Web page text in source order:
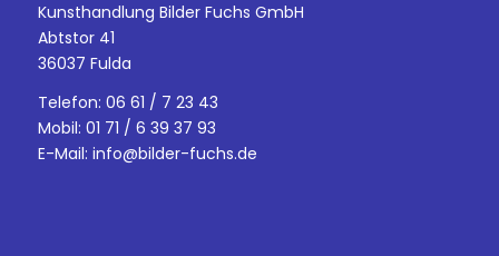
Kunsthandlung Bilder Fuchs GmbH
Abtstor 41
36037 Fulda
Telefon: 06 61 / 7 23 43
Mobil: 01 71 / 6 39 37 93
E-Mail: info@bilder-fuchs.de